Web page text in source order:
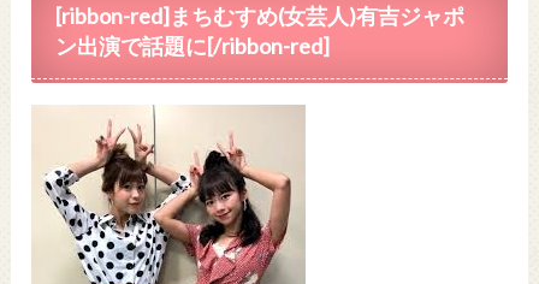
[ribbon-red]まちむすめ(女芸人)有吉ジャポ
ン出演で話題に[/ribbon-red]